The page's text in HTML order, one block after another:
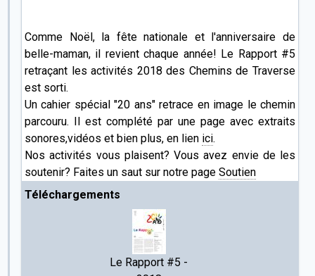
Comme Noël, la fête nationale et l'anniversaire de
belle-maman, il revient chaque année! Le Rapport #5
retraçant les activités 2018 des Chemins de Traverse
est sorti.
Un cahier spécial "20 ans" retrace en image le chemin
parcouru. Il est complété par une page avec extraits
sonores,vidéos et bien plus, en lien ici.
Nos activités vous plaisent? Vous avez envie de les
soutenir? Faites un saut sur notre page Soutien
Téléchargements
Le Rapport #5 -